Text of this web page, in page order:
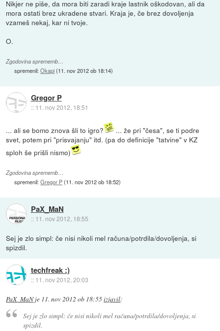
Nikjer ne piše, da mora biti zaradi kraje lastnik oškodovan, ali da
mora ostati brez ukradene stvari. Kraja je, če brez dovoljenja
vzameš nekaj, kar ni tvoje.
O.
Zgodovina sprememb…
spremenil:Okapi(11. nov 2012 ob 18:14)
Gregor P
:: 11. nov 2012, 18:51
... ali se bomo znova šli to igro?
... že pri "česa", se ti podre
svet, potem pri "prisvajanju" itd. (pa do definicije "tatvine" v KZ
sploh še prišli nismo)
Zgodovina sprememb…
spremenil:Gregor P(11. nov 2012 ob 18:52)
PaX_MaN
:: 11. nov 2012, 18:55
Sej je zlo simpl: če nisi nikoli mel računa/potrdila/dovoljenja, si
spizdil.
techfreak :)
:: 11. nov 2012, 20:03
PaX_MaNje 11. nov 2012 ob 18:55izjavil:
Sej je zlo simpl: če nisi nikoli mel računa/potrdila/dovoljenja, si
spizdil.